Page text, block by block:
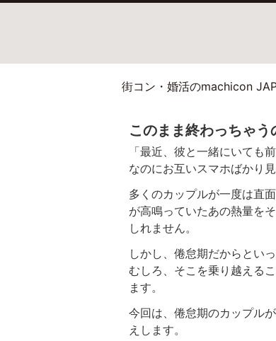
街コン・婚活のmachicon
このまま終わっちゃ
「最近、彼と一緒にいても
なのにお互いスマホばかり
多くのカップルが一度は直
が高鳴っていたあの熱量を
しれません。
しかし、倦怠期だからとい
むしろ、そこを乗り越える
ます。
今回は、倦怠期のカップル
えします。